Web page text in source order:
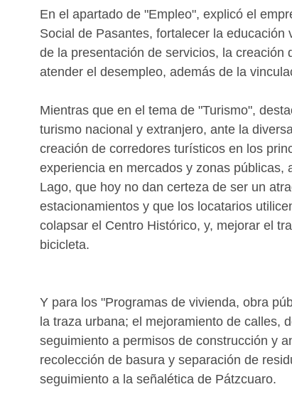
En el apartado de "Empleo", explicó el
Social de Pasantes, fortalecer la
de la presentación de servicios, la creación
atender el desempleo, además de la
Mientras que en el tema de "Turismo",
turismo nacional y extranjero, ante la
creación de corredores turísticos en los
experiencia en mercados y zonas
Lago, que hoy no dan certeza de ser un
estacionamientos y que los locatarios
colapsar el Centro Histórico, y, mejorar el
bicicleta.
Y para los "Programas de vivienda, obra
la traza urbana; el mejoramiento de calles,
seguimiento a permisos de construcción y
recolección de basura y separación de
seguimiento a la señalética de Pátzcuaro.